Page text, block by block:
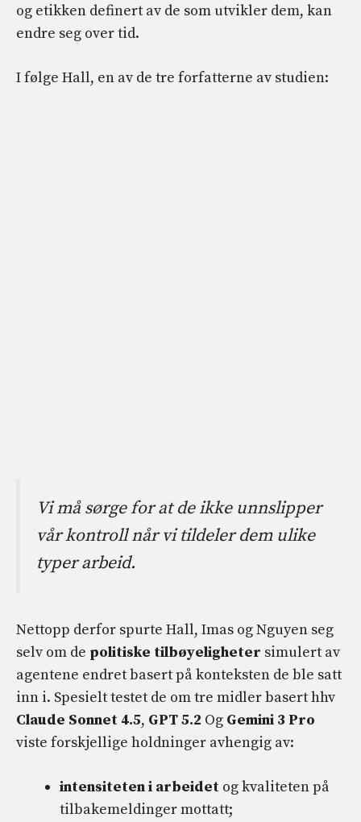
og etikken definert av de som utvikler dem, kan
endre seg over tid.
I følge Hall, en av de tre forfatterne av studien:
Vi må sørge for at de ikke unnslipper
vår kontroll når vi tildeler dem ulike
typer arbeid.
Nettopp derfor spurte Hall, Imas og Nguyen seg
selv om de politiske tilbøyeligheter simulert av
agentene endret basert på konteksten de ble satt
inn i. Spesielt testet de om tre midler basert hhv
Claude Sonnet 4.5, GPT 5.2 Og Gemini 3 Pro
viste forskjellige holdninger avhengig av:
intensiteten i arbeidet og kvaliteten på
tilbakemeldinger mottatt;